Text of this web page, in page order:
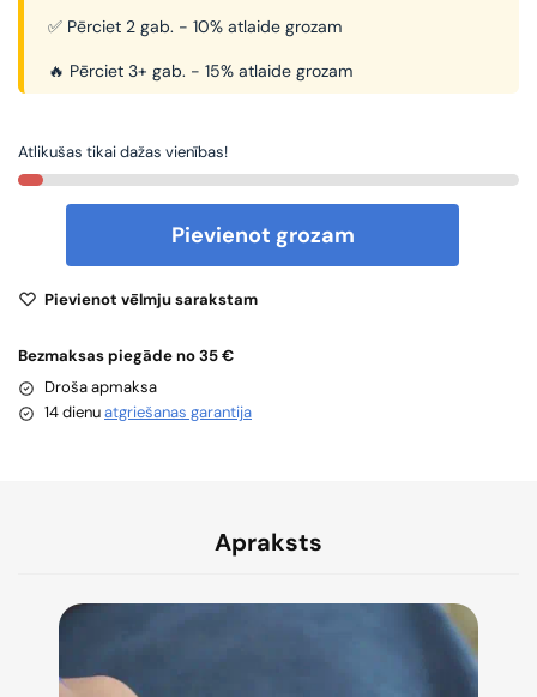
✅ Pērciet 2 gab. - 10% atlaide grozam
🔥 Pērciet 3+ gab. - 15% atlaide grozam
Atlikušas tikai dažas vienības!
Pievienot grozam
Pievienot vēlmju sarakstam
Bezmaksas piegāde no 35 €
Droša apmaksa
14 dienuatgriešanas garantija
Apraksts